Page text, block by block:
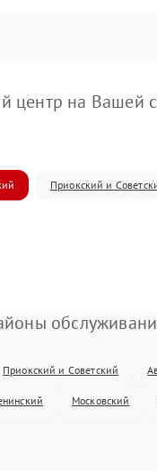
центр на Вашей
Приокский и
Приокский и Советский
Московский